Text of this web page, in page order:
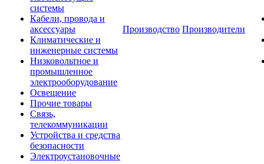
системы
Кабели, провода и
аксессуары
Климатические и
инженерные системы
Низковольтное и
промышленное
электрооборудование
Освещение
Прочие товары
Связь,
телекоммуникации
Устройства и средства
безопасности
Электроустановочные
Производство Производители